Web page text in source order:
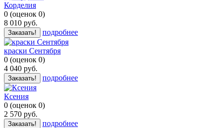
Корделия
0 (оценок 0)
8 010 руб.
Заказать! подробнее
краски Сентября
0 (оценок 0)
4 040 руб.
Заказать! подробнее
Ксения
0 (оценок 0)
2 570 руб.
Заказать! подробнее